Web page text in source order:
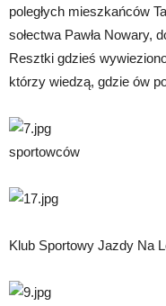
poległych mieszkańców
sołectwa Pawła Nowary,
Resztki gdzieś
którzy wiedzą, gdzie ów
sportowców
Klub Sportowy Jazdy Na